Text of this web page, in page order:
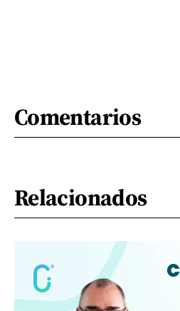
Comentarios
Relacionados